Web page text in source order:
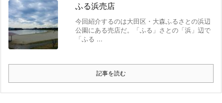
ふる浜売店
今回紹介するのは大田区・大森ふるさとの浜辺
公園にある売店だ。「ふる」さとの「浜」辺で
「ふる ...
記事を読む